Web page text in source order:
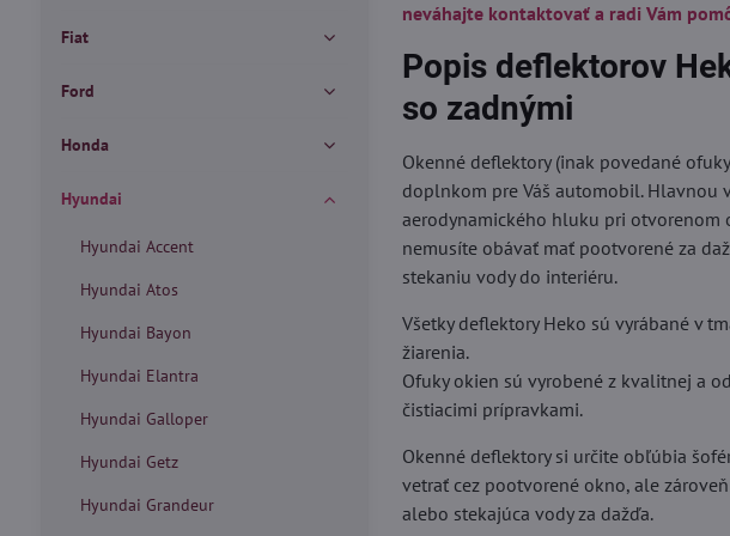
neváhajte kontaktovať a radi Vám
Popis deflektorov
so zadnými
Okenné deflektory (inak povedané
doplnkom pre Váš automobil. Hlavnou
aerodynamického hluku pri otvorenom
nemusíte obávať mať pootvorené za
stekaniu vody do interiéru.
Všetky deflektory Heko sú vyrábané v
žiarenia.
Ofuky okien sú vyrobené z kvalitnej a
čistiacimi prípravkami.
Okenné deflektory si určite obľúbia
vetrať cez pootvorené okno, ale
alebo stekajúca vody za dažďa.
Fiat
Ford
Honda
Hyundai
Hyundai Accent
Hyundai Atos
Hyundai Bayon
Hyundai Elantra
Hyundai Galloper
Hyundai Getz
Hyundai Grandeur